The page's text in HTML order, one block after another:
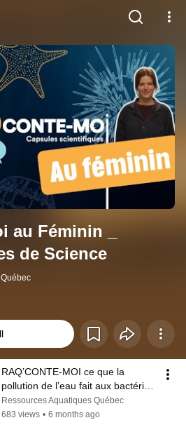
au Féminin _
de Science
RAQ’CONTE-MOI ce que la
pollution de l’eau fait aux bactéries
infectieuses
Ressources Aquatiques Québec
683 views • 6 months ago